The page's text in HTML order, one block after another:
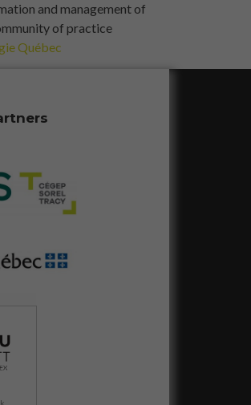
and management of
of practice
Québec